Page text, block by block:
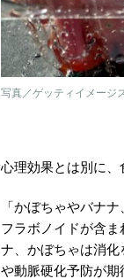
写真／ゲッティイメージ
心理効果とは別に、
「かぼちゃやバナ
フラボノイドが含
ナ、かぼちゃは消
や動脈硬化予防が期